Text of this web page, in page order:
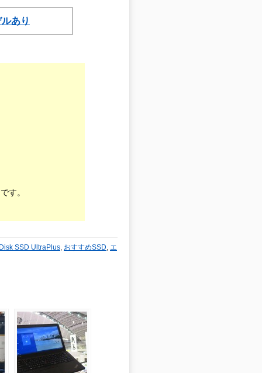
あり
す。
SSD UltraPlus, おすすめSSD, エ